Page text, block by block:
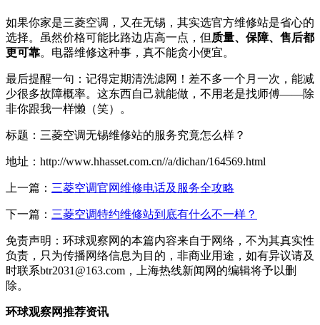
如果你家是三菱空调，又在无锡，其实选官方维修站是省心的
选择。虽然价格可能比路边店高一点，但 质量、保障、售后都
更可靠。电器维修这种事，真不能贪小便宜。
最后提醒一句：记得定期清洗滤网！差不多一个月一次，能减
少很多故障概率。这东西自己就能做，不用老是找师傅——除
非你跟我一样懒（笑）。
标题：三菱空调无锡维修站的服务究竟怎么样？
地址：http://www.hhasset.com.cn//a/dichan/164569.html
上一篇： 三菱空调官网维修电话及服务全攻略
下一篇： 三菱空调特约维修站到底有什么不一样？
免责声明：环球观察网的本篇内容来自于网络，不为其真实性
负责，只为传播网络信息为目的，非商业用途，如有异议请及
时联系btr2031@163.com，上海热线新闻网的编辑将予以删
除。
环球观察网推荐资讯